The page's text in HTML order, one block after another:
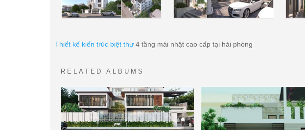
Thiết kế kiến trúc biệt thự 4 tầng mái nhật cao cấp tại hải phòng
RELATED ALBUMS